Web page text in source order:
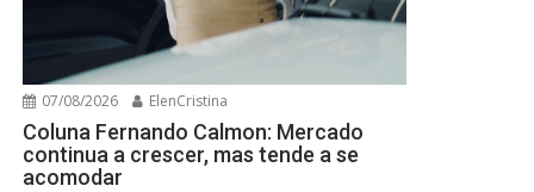
07/08/2026 ElenCristina
Coluna Fernando Calmon: Mercado
continua a crescer, mas tende a se
acomodar